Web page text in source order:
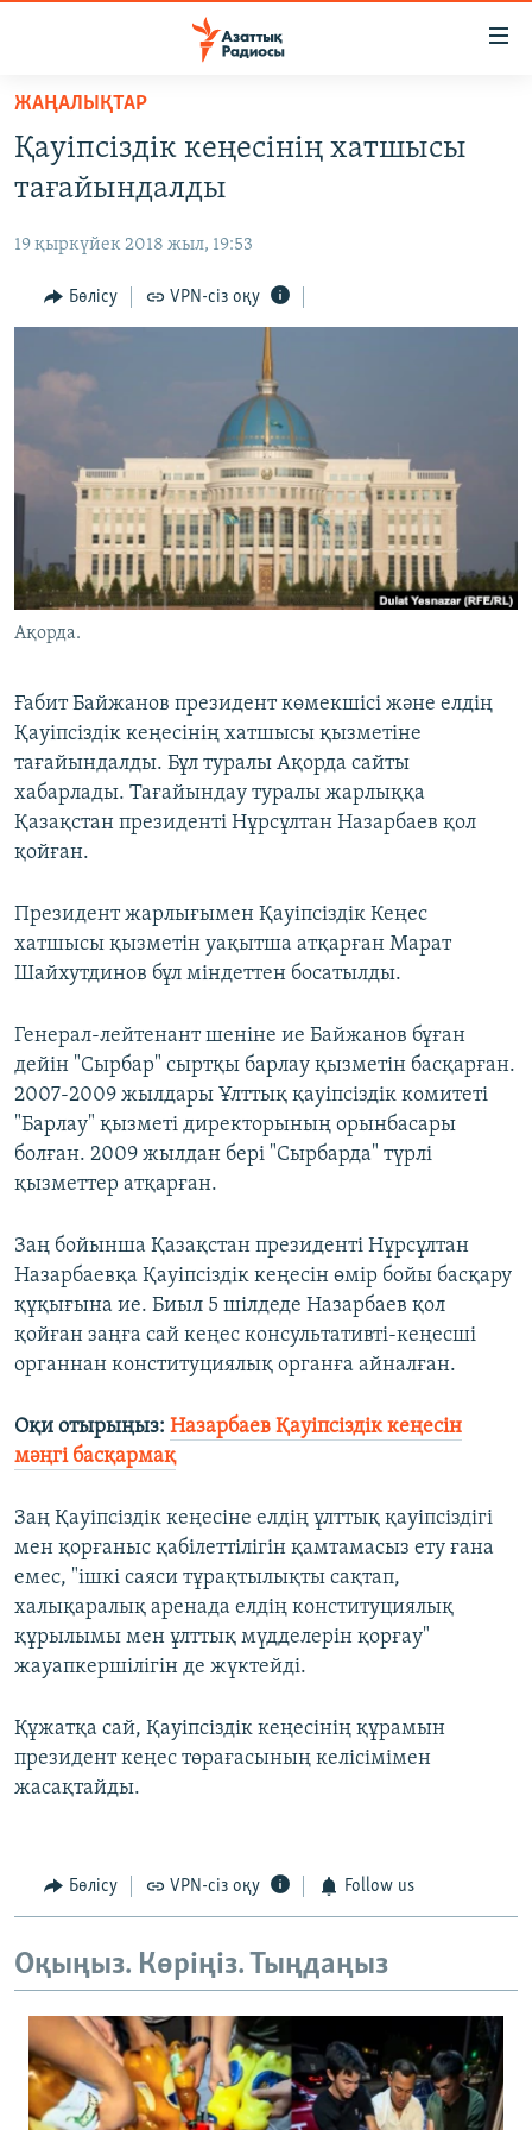
Skip
main
content
to
Navigation
Skip
Search
САЯСАТ
ҚАҢТАР ОҚИҒАСЫ
АДАМ ҚҰҚЫҚТАРЫ
ӘЛЕМ
Русский
ЖАЗЫЛЫҢЫЗ
ЖАҢАЛЫҚТАР
Қауіпсіздік кеңесінің хатшысы
тағайындалды
19 қыркүйек 2018 жыл, 19:53
Бөлісу VPN-сіз оқу
Ақорда.
Ғабит Байжанов президент көмекшісі және елдің
Қауіпсіздік кеңесінің хатшысы қызметіне
тағайындалды. Бұл туралы Ақорда сайты
хабарлады. Тағайындау туралы жарлыққа
Қазақстан президенті Нұрсұлтан Назарбаев қол
қойған.
Президент жарлығымен Қауіпсіздік Кеңес
хатшысы қызметін уақытша атқарған Марат
Шайхутдинов бұл міндеттен босатылды.
Генерал-лейтенант шеніне ие Байжанов бұған
дейін "Сырбар" сыртқы барлау қызметін басқарған.
2007-2009 жылдары Ұлттық қауіпсіздік комитеті
"Барлау" қызметі директорының орынбасары
болған. 2009 жылдан бері "Сырбарда" түрлі
қызметтер атқарған.
Заң бойынша Қазақстан президенті Нұрсұлтан
Назарбаевқа Қауіпсіздік кеңесін өмір бойы басқару
құқығына ие. Биыл 5 шілдеде Назарбаев қол
қойған заңға сай кеңес консультативті-кеңесші
органнан конституциялық органға айналған.
Оқи отырыңыз: Назарбаев Қауіпсіздік кеңесін
мәңгі басқармақ
Заң Қауіпсіздік кеңесіне елдің ұлттық қауіпсіздігі
мен қорғаныс қабілеттілігін қамтамасыз ету ғана
емес, "ішкі саяси тұрақтылықты сақтап,
халықаралық аренада елдің конституциялық
құрылымы мен ұлттық мүдделерін қорғау"
жауапкершілігін де жүктейді.
Құжатқа сай, Қауіпсіздік кеңесінің құрамын
президент кеңес төрағасының келісімімен
жасақтайды.
Бөлісу VPN-сіз оқу Follow us
Оқыңыз. Көріңіз. Тыңдаңыз